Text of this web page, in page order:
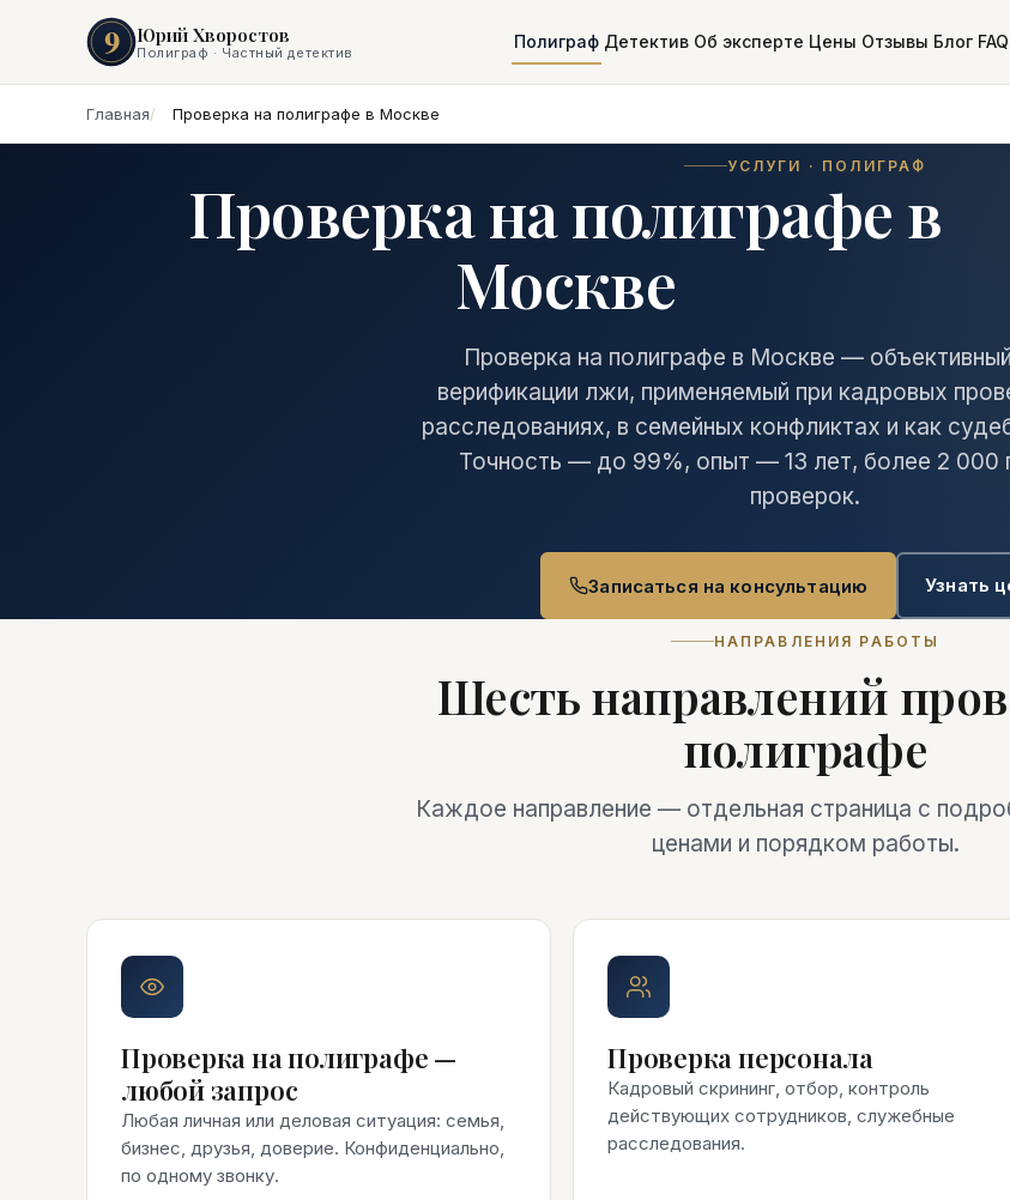
9 Юрий Хворостов
Полиграф · Частный детектив
Полиграф Детектив Об эксперте Цены Отзывы Блог FAQ
Главная Проверка на полиграфе в Москве
УСЛУГИ · ПОЛИГРАФ
Проверка на полиграфе в
Москве
Проверка на полиграфе в Москве —
верификации лжи, применяемый при кадровых
расследованиях, в семейных конфликтах и как
Точность — до 99%, опыт — 13 лет, более 2 000
проверок.
Записаться на консультацию Узнать
НАПРАВЛЕНИЯ РАБОТЫ
Шесть направлений
полиграфе
Каждое направление — отдельная страница с
ценами и порядком работы.
Проверка на полиграфе —
любой запрос
Любая личная или деловая ситуация: семья,
бизнес, друзья, доверие. Конфиденциально,
по одному звонку.
Проверка персонала
Кадровый скрининг, отбор, контроль
действующих сотрудников, служебные
расследования.